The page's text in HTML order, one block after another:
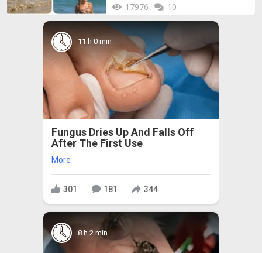
17976 10
11 h 0 min
Fungus Dries Up And Falls Off
After The First Use
More
301 181 344
8 h 2 min